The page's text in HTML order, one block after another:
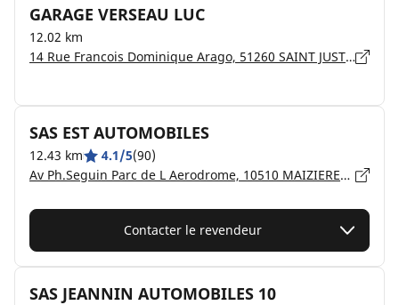
GARAGE VERSEAU LUC
12.02 km
14 Rue Francois Dominique Arago, 51260 SAINT JUST SAUVAGE
SAS EST AUTOMOBILES
12.43 km 4.1/5(90)
Av Ph.Seguin Parc de L Aerodrome, 10510 MAIZIERES LA GRANDE PAROISSE
Contacter le revendeur
SAS JEANNIN AUTOMOBILES 10